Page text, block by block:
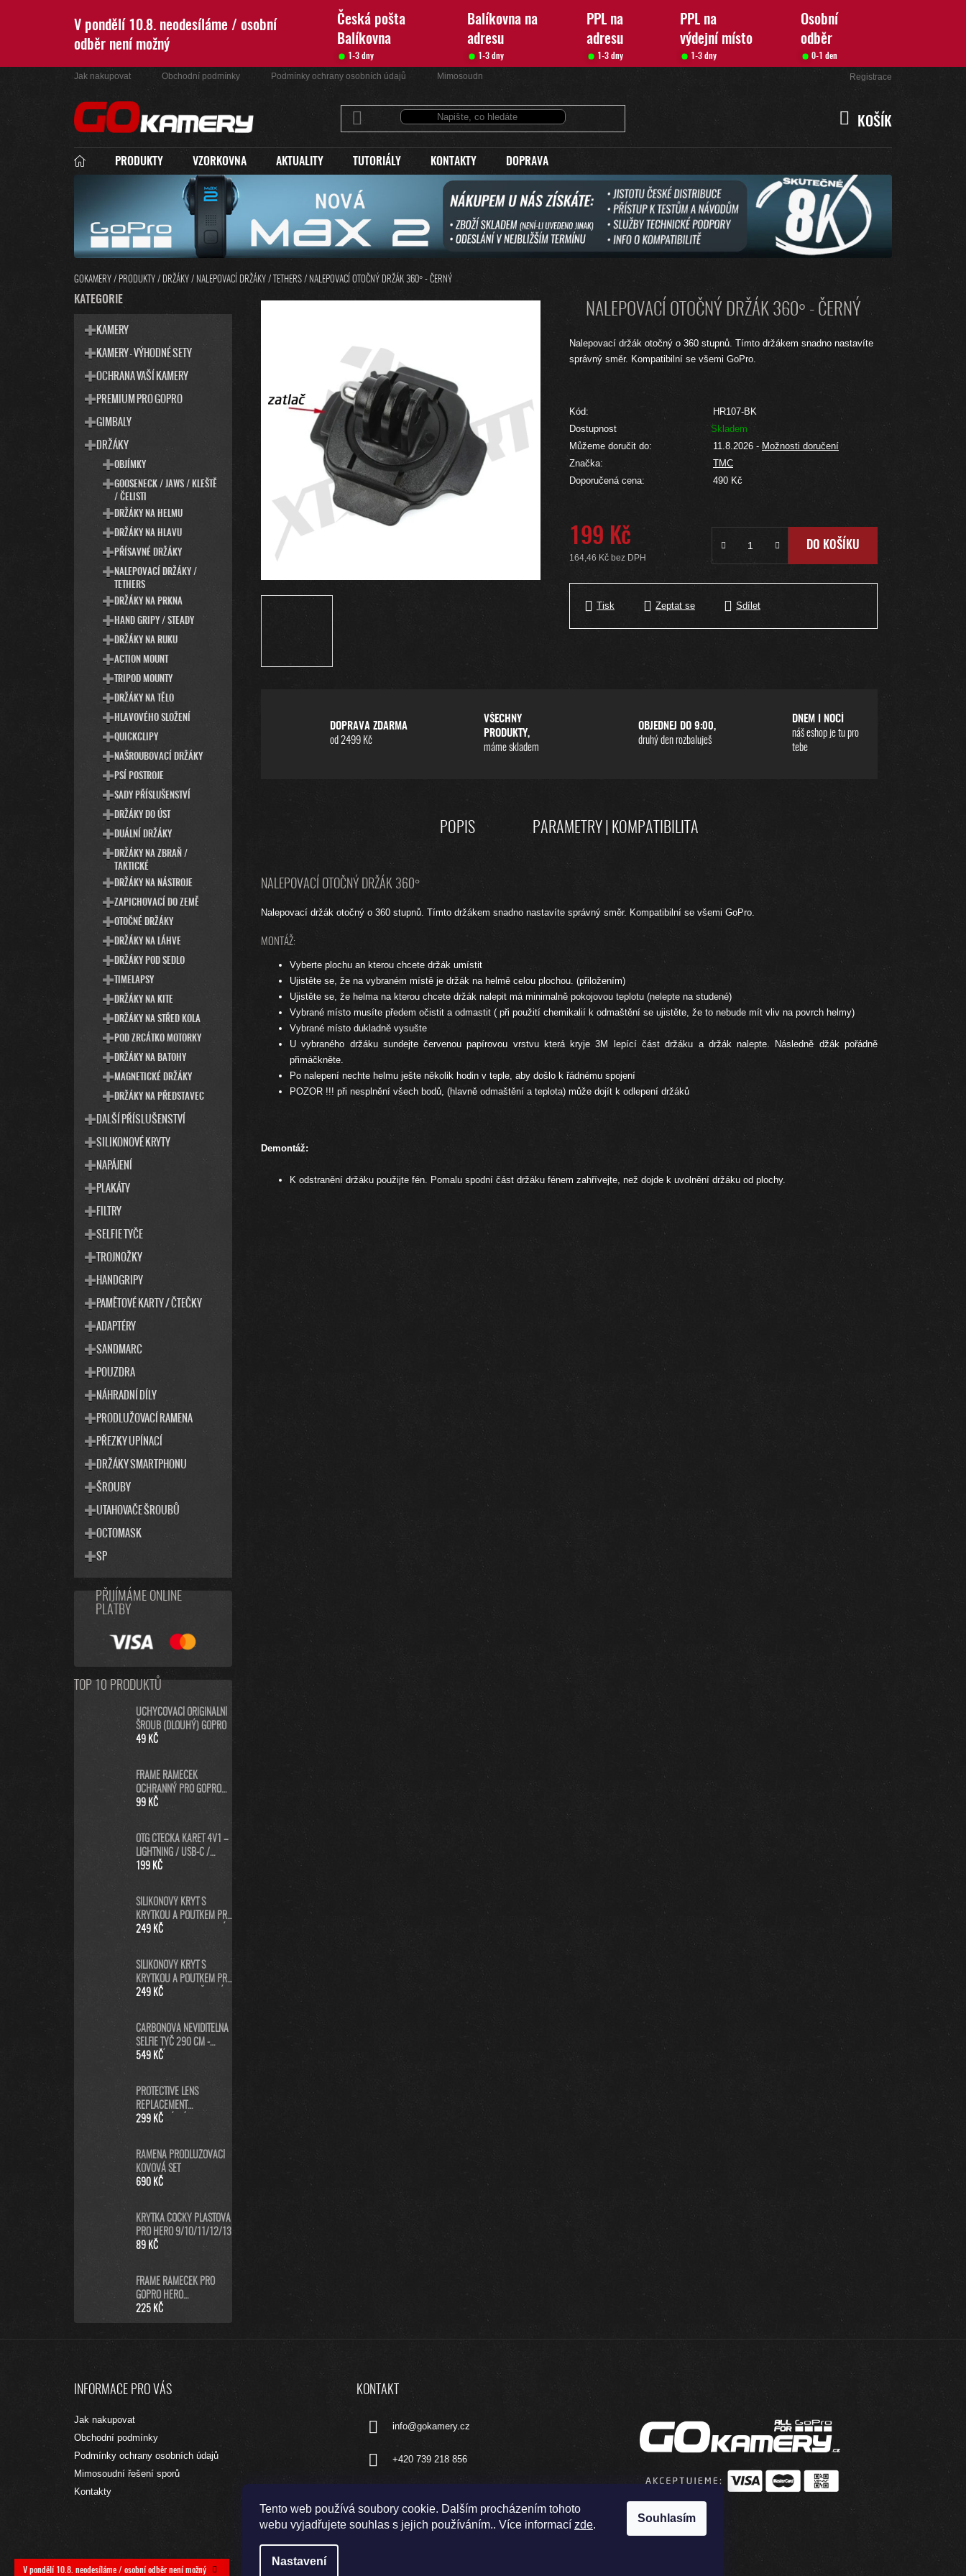
Tento web používá soubory cookie. Dalším procházením tohoto
webu vyjadřujete souhlas s jejich používáním.. Více informací zde.
Nastavení
Souhlasím
V pondělí 10.8. neodesíláme / osobní
odběr není možný
Česká pošta
Balíkovna
Balíkovna na
adresu
PPL na
adresu
PPL na
výdejní místo
Osobní
odběr
1-3 dny 1-3 dny 1-3 dny 1-3 dny 0-1 den
V pondělí 10.8. neodesíláme / osobní odběr není možný
Jak nakupovat Obchodní podmínky Podmínky ochrany osobních údajů Mimosoudní řešení sporů Registrace
KOŠÍK
KOŠÍK
PRODUKTY VZORKOVNA AKTUALITY TUTORIÁLY KONTAKTY DOPRAVA
GOKAMERY / PRODUKTY / DRŽÁKY / NALEPOVACÍ DRŽÁKY / TETHERS / NALEPOVACÍ OTOČNÝ DRŽÁK 360° - ČERNÝ
P
O
PŘESKOČIT
KATEGORIE
K
A
KATEGORIE
KAMERY
KAMERY - VÝHODNÉ SETY
OCHRANA VAŠÍ KAMERY
PREMIUM PRO GOPRO
GIMBALY
DRŽÁKY
OBJÍMKY
GOOSENECK / JAWS / KLEŠTĚ
/ ČELISTI
DRŽÁKY NA HELMU
DRŽÁKY NA HLAVU
PŘÍSAVNÉ DRŽÁKY
NALEPOVACÍ DRŽÁKY /
TETHERS
DRŽÁKY NA PRKNA
HAND GRIPY / STEADY
DRŽÁKY NA RUKU
ACTION MOUNT
TRIPOD MOUNTY
DRŽÁKY NA TĚLO
HLAVOVÉHO SLOŽENÍ
QUICKCLIPY
NAŠROUBOVACÍ DRŽÁKY
PSÍ POSTROJE
SADY PŘÍSLUŠENSTVÍ
DRŽÁKY DO ÚST
DUÁLNÍ DRŽÁKY
DRŽÁKY NA ZBRAŇ /
TAKTICKÉ
DRŽÁKY NA NÁSTROJE
ZAPICHOVACÍ DO ZEMĚ
OTOČNÉ DRŽÁKY
DRŽÁKY NA LÁHVE
DRŽÁKY POD SEDLO
TIMELAPSY
DRŽÁKY NA KITE
DRŽÁKY NA STŘED KOLA
POD ZRCÁTKO MOTORKY
DRŽÁKY NA BATOHY
MAGNETICKÉ DRŽÁKY
DRŽÁKY NA PŘEDSTAVEC
DALŠÍ PŘÍSLUŠENSTVÍ
SILIKONOVÉ KRYTY
NAPÁJENÍ
PLAKÁTY
FILTRY
SELFIE TYČE
TROJNOŽKY
HANDGRIPY
PAMĚTOVÉ KARTY / ČTEČKY
ADAPTÉRY
SANDMARC
POUZDRA
NÁHRADNÍ DÍLY
PRODLUŽOVACÍ RAMENA
PŘEZKY UPÍNACÍ
DRŽÁKY SMARTPHONU
ŠROUBY
UTAHOVAČE ŠROUBŮ
OCTOMASK
SP
PŘIJÍMÁME ONLINE
PLATBY
TOP 10 PRODUKTŮ
UCHYCOVACÍ ORIGINÁLNÍ
ŠROUB (DLOUHÝ) GOPRO
49 KČ
FRAME RÁMEČEK
OCHRANNÝ PRO GOPRO
HERO8 BLACK
99 KČ
OTG ČTEČKA KARET 4V1 –
LIGHTNING / USB-C /
MICRO USB / USB-A PRO
199 KČ
SILIKONOVÝ KRYT S
KRYTKOU A POUTKEM PRO
GOPRO HERO13 - MODRÝ
249 KČ
SILIKONOVÝ KRYT S
KRYTKOU A POUTKEM PRO
GOPRO HERO13 - ČERNÝ
249 KČ
CARBONOVÁ NEVIDITELNÁ
SELFIE TYČ 290 CM -
DLOUHÁ SELFIE STICK PRO
549 KČ
PROTECTIVE LENS
REPLACEMENT
NEORIGINÁLNÍ (PRO
KRYTKA ČOČKY KAMERY -
ČERNÁ
299 KČ
RAMENA PRODLUŽOVACÍ
KOVOVÁ SET
690 KČ
KRYTKA ČOČKY PLASTOVÁ
PRO HERO 9/10/11/12/13
89 KČ
FRAME RÁMEČEK PRO
GOPRO HERO
9/10/11/12/13 BLACK
225 KČ
NALEPOVACÍ OTOČNÝ DRŽÁK 360° - ČERNÝ
Nalepovací držák otočný o 360 stupnů. Tímto držákem snadno nastavíte
správný směr. Kompatibilní se všemi GoPro.
Kód:
HR107-BK
Dostupnost
Skladem
Můžeme doručit do:
11.8.2026 - Možnosti doručení
Značka:
TMC
Doporučená cena:
490 Kč
199 Kč
164,46 Kč bez DPH
DO KOŠÍKU
Tisk Zeptat se Sdílet
DOPRAVA ZDARMA
od 2499 Kč
VŠECHNY
PRODUKTY,
máme skladem
OBJEDNEJ DO 9:00,
druhý den rozbaluješ
DNEM I NOCÍ
náš eshop je tu pro
tebe
POPIS PARAMETRY | KOMPATIBILITA
NALEPOVACÍ OTOČNÝ DRŽÁK 360°
Nalepovací držák otočný o 360 stupnů. Tímto držákem snadno nastavíte správný směr. Kompatibilní se všemi GoPro.
MONTÁŽ:
Vyberte plochu an kterou chcete držák umístit
Ujistěte se, že na vybraném místě je držák na helmě celou plochou. (přiložením)
Ujistěte se, že helma na kterou chcete držák nalepit má minimalně pokojovou teplotu (nelepte na studené)
Vybrané místo musíte předem očistit a odmastit ( při použití chemikalií k odmaštění se ujistěte, že to nebude mít vliv na povrch helmy)
Vybrané místo dukladně vysušte
U vybraného držáku sundejte červenou papírovou vrstvu která kryje 3M lepící část držáku a držák nalepte. Následně džák pořádně
přimáčkněte.
Po nalepení nechte helmu ješte několik hodin v teple, aby došlo k řádnému spojení
POZOR !!! při nesplnění všech bodů, (hlavně odmaštění a teplota) může dojít k odlepení držáků
Demontáž:
K odstranění držáku použijte fén. Pomalu spodní část držáku fénem zahřívejte, než dojde k uvolnění držáku od plochy.
INFORMACE PRO VÁS
Jak nakupovat
Obchodní podmínky
Podmínky ochrany osobních údajů
Mimosoudní řešení sporů
Kontakty
KONTAKT
info@gokamery.cz
+420 739 218 856